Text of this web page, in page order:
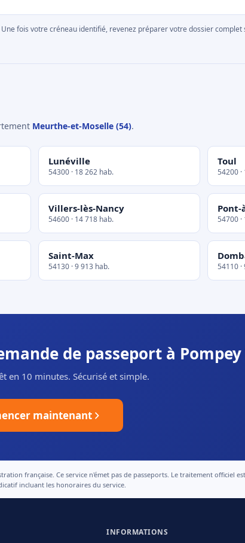
fois votre créneau identifié, revenez préparer votre dossier complet
Meurthe-et-Moselle (54).
Lunéville
54300 · 18 262 hab.
Toul
54200
Villers-lès-Nancy
54600 · 14 718 hab.
Pont-
54700
Saint-Max
54130 · 9 913 hab. 54110
de passeport à Pompey
en 10 minutes. Sécurisé et simple.
maintenant
française. Ce service n'émet pas de passeports. Le traitement officiel
incluant les honoraires du service.
INFORMATIONS